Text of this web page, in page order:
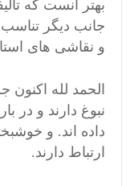
بهتر آنست که
جانب دیگر
و نقاشی های
الحمد لله اکنون
نبوغ دارند و در
داده اند. و
ارتباط دارند.